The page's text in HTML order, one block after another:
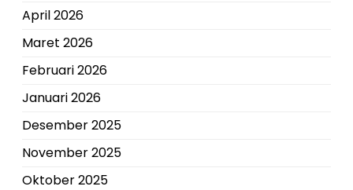
April 2026
Maret 2026
Februari 2026
Januari 2026
Desember 2025
November 2025
Oktober 2025